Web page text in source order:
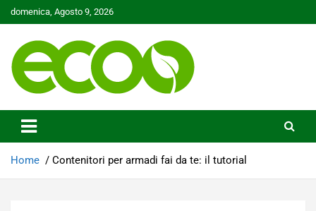
Skip
to
domenica, Agosto 9, 2026
Ecoo.it
Home Contenitori per armadi fai da te: il tutorial